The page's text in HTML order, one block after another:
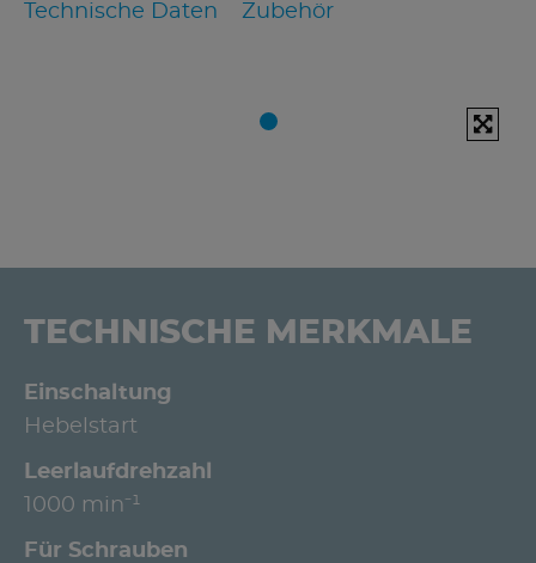
Technische Daten Zubehör
TECHNISCHE MERKMALE
Einschaltung
Hebelstart
Leerlaufdrehzahl
1000 min⁻¹
Für Schrauben